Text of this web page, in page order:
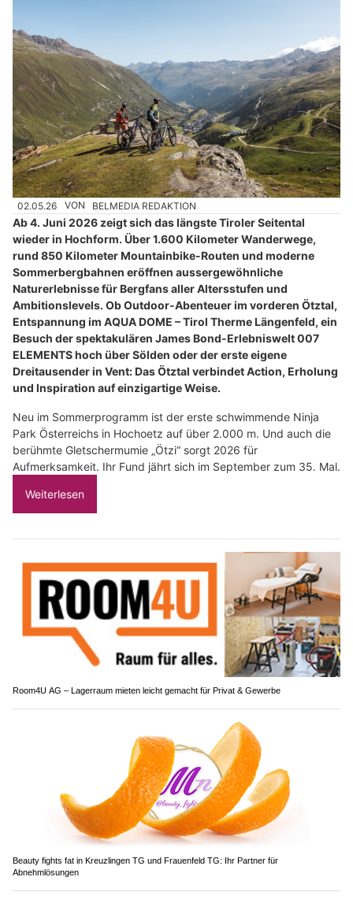
02.05.26 VON BELMEDIA REDAKTION
Ab 4. Juni 2026 zeigt sich das längste Tiroler Seitental
wieder in Hochform. Über 1.600 Kilometer Wanderwege,
rund 850 Kilometer Mountainbike-Routen und moderne
Sommerbergbahnen eröffnen aussergewöhnliche
Naturerlebnisse für Bergfans aller Altersstufen und
Ambitionslevels. Ob Outdoor-Abenteuer im vorderen Ötztal,
Entspannung im AQUA DOME – Tirol Therme Längenfeld, ein
Besuch der spektakulären James Bond-Erlebniswelt 007
ELEMENTS hoch über Sölden oder der erste eigene
Dreitausender in Vent: Das Ötztal verbindet Action, Erholung
und Inspiration auf einzigartige Weise.
Neu im Sommerprogramm ist der erste schwimmende Ninja
Park Österreichs in Hochoetz auf über 2.000 m. Und auch die
berühmte Gletschermumie „Ötzi“ sorgt 2026 für
Aufmerksamkeit. Ihr Fund jährt sich im September zum 35. Mal.
Weiterlesen
Room4U AG – Lagerraum mieten leicht gemacht für Privat & Gewerbe
Beauty fights fat in Kreuzlingen TG und Frauenfeld TG: Ihr Partner für
Abnehmlösungen